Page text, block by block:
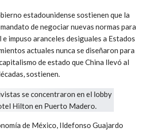
estadounidense sostienen que la
de negociar nuevas normas para
e impuso aranceles desiguales a Estados
actuales nunca se diseñaron para
de estado que China llevó al
sostienen.
de México, Ildefonso Guajardo